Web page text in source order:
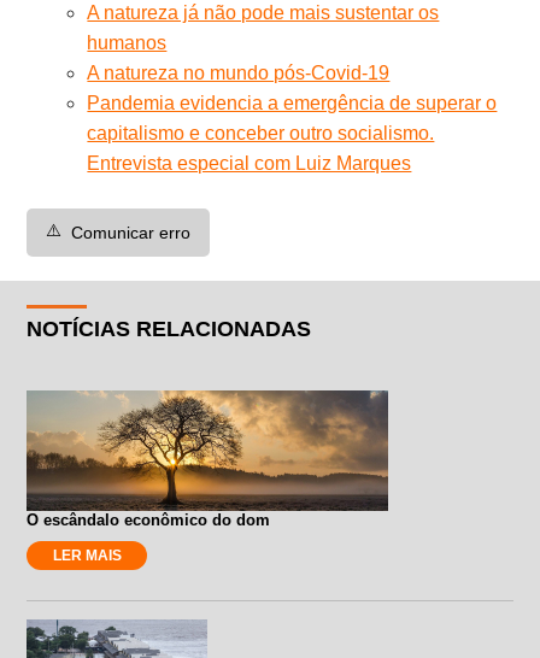
A natureza já não pode mais sustentar os
humanos
A natureza no mundo pós-Covid-19
Pandemia evidencia a emergência de superar o
capitalismo e conceber outro socialismo.
Entrevista especial com Luiz Marques
⚠️ Comunicar erro
NOTÍCIAS RELACIONADAS
O escândalo econômico do dom
LER MAIS